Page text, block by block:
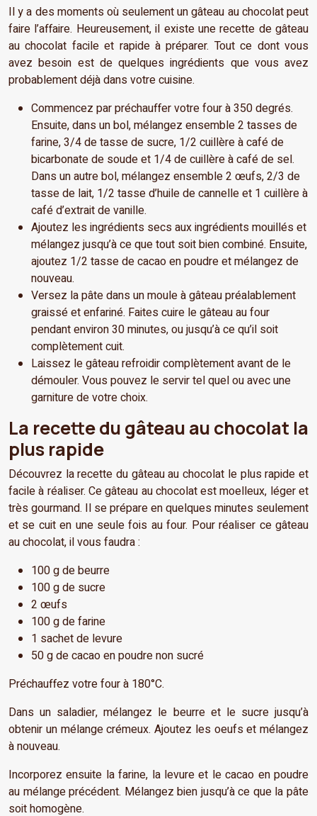
Il y a des moments où seulement un gâteau au chocolat peut
faire l’affaire. Heureusement, il existe une recette de gâteau
au chocolat facile et rapide à préparer. Tout ce dont vous
avez besoin est de quelques ingrédients que vous avez
probablement déjà dans votre cuisine.
Commencez par préchauffer votre four à 350 degrés.
Ensuite, dans un bol, mélangez ensemble 2 tasses de
farine, 3/4 de tasse de sucre, 1/2 cuillère à café de
bicarbonate de soude et 1/4 de cuillère à café de sel.
Dans un autre bol, mélangez ensemble 2 œufs, 2/3 de
tasse de lait, 1/2 tasse d’huile de cannelle et 1 cuillère à
café d’extrait de vanille.
Ajoutez les ingrédients secs aux ingrédients mouillés et
mélangez jusqu’à ce que tout soit bien combiné. Ensuite,
ajoutez 1/2 tasse de cacao en poudre et mélangez de
nouveau.
Versez la pâte dans un moule à gâteau préalablement
graissé et enfariné. Faites cuire le gâteau au four
pendant environ 30 minutes, ou jusqu’à ce qu’il soit
complètement cuit.
Laissez le gâteau refroidir complètement avant de le
démouler. Vous pouvez le servir tel quel ou avec une
garniture de votre choix.
La recette du gâteau au chocolat la
plus rapide
Découvrez la recette du gâteau au chocolat le plus rapide et
facile à réaliser. Ce gâteau au chocolat est moelleux, léger et
très gourmand. Il se prépare en quelques minutes seulement
et se cuit en une seule fois au four. Pour réaliser ce gâteau
au chocolat, il vous faudra :
100 g de beurre
100 g de sucre
2 œufs
100 g de farine
1 sachet de levure
50 g de cacao en poudre non sucré
Préchauffez votre four à 180°C.
Dans un saladier, mélangez le beurre et le sucre jusqu’à
obtenir un mélange crémeux. Ajoutez les oeufs et mélangez
à nouveau.
Incorporez ensuite la farine, la levure et le cacao en poudre
au mélange précédent. Mélangez bien jusqu’à ce que la pâte
soit homogène.